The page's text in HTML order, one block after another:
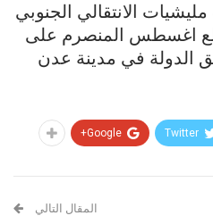
الانتقالي الجنوبي
اغسطس المنصرم على
الدولة في مدينة عدن
Twitter
Google+
المقال التالي